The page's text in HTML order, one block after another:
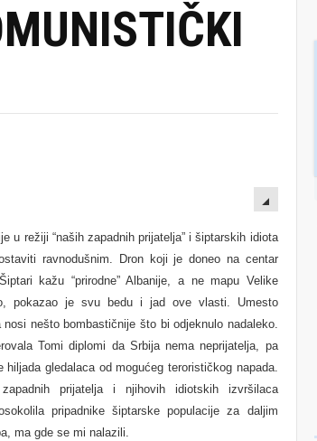
EMPTY
u režiji “naših zapadnih prijatelja” i šiptarskih idiota
ravnodušnim. Dron koji je doneo na centar
kažu “prirodne” Albanije, a ne mapu Velike
pokazao je svu bedu i jad ove vlasti. Umesto
nešto bombastičnije što bi odjeknulo nadaleko.
Tomi diplomi da Srbija nema neprijatelja, pa
gledalaca od mogućeg terorističkog napada.
zapadnih prijatelja i njihovih idiotskih izvršilaca
pripadnike šiptarske populacije za daljim
ma gde se mi nalazili.